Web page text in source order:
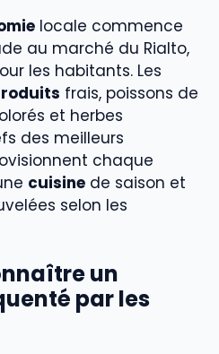
locale commence
au marché du Rialto,
les habitants. Les
frais, poissons de
et herbes
des meilleurs
chaque
cuisine de saison et
selon les
un
par les